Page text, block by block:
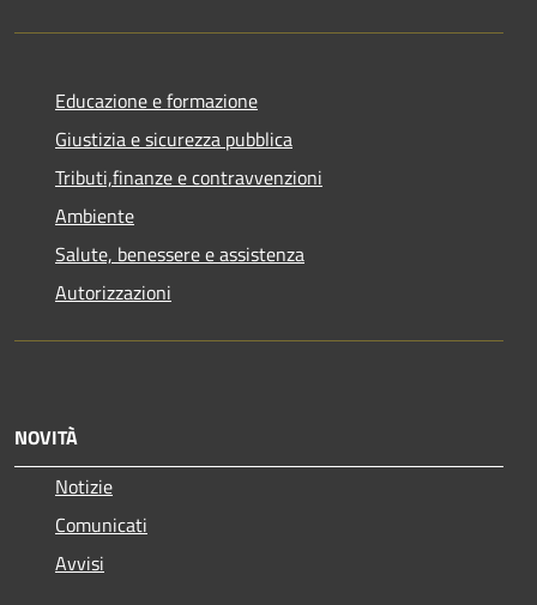
Educazione e formazione
Giustizia e sicurezza pubblica
Tributi,finanze e contravvenzioni
Ambiente
Salute, benessere e assistenza
Autorizzazioni
NOVITÀ
Notizie
Comunicati
Avvisi